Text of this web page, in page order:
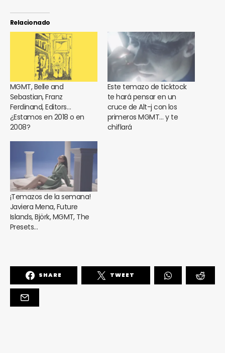
Relacionado
MGMT, Belle and
Sebastian, Franz
Ferdinand, Editors…
¿Estamos en 2018 o en
2008?
Este temazo de ticktock
te hará pensar en un
cruce de Alt-j con los
primeros MGMT… y te
chiflará
¡Temazos de la semana!
Javiera Mena, Future
Islands, Björk, MGMT, The
Presets…
SHARE TWEET